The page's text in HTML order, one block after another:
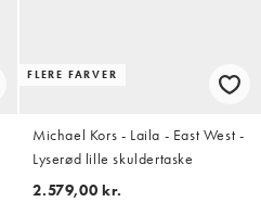
FLERE FARVER
Michael Kors - Laila - East West -
Lyserød lille skuldertaske
2.579,00 kr.